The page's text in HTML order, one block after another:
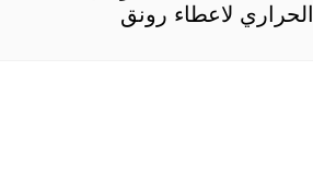
الحراري لاعطاء رونق